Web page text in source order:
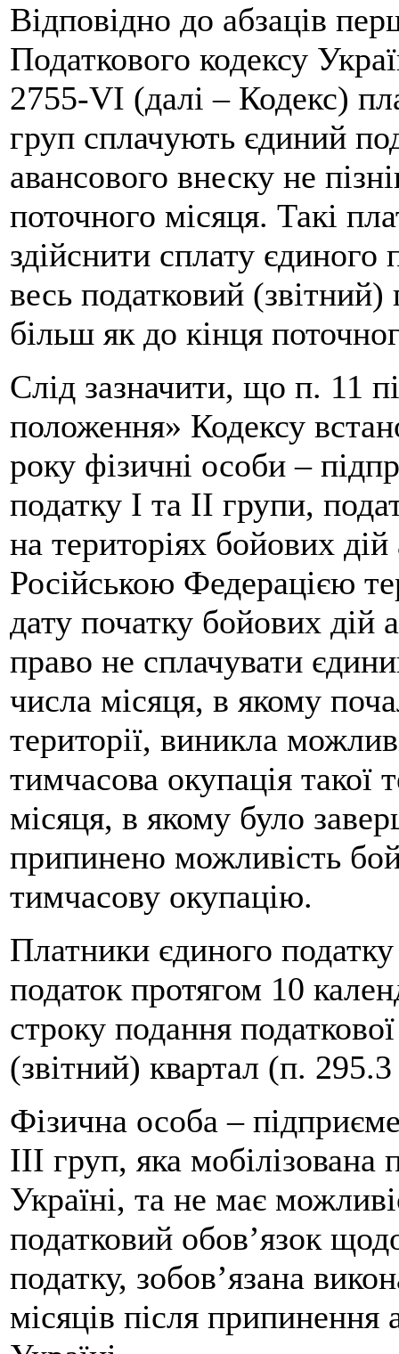
Відповідно до абзаців
Податкового кодексу
2755-VI (далі – Кодекс)
груп сплачують єдиний
авансового внеску не
поточного місяця. Такі
здійснити сплату
весь податковий (звітний)
більш як до кінця
Слід зазначити, що п. 11
положення» Кодексу
року фізичні особи –
податку І та ІІ групи,
на територіях бойових
Російською Федерацією
дату початку бойових дій
право не сплачувати
числа місяця, в якому
території, виникла
тимчасова окупація такої
місяця, в якому було
припинено можливість
тимчасову окупацію.
Платники єдиного
податок протягом 10
строку подання
(звітний) квартал (п.
Фізична особа –
ІІІ груп, яка
Україні, та не має
податковий обов’язок
податку, зобов’язана
місяців після припинення